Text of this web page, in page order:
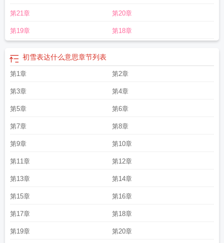
第21章 第20章
第19章 第18章
初雪表达什么意思章节列表
第1章 第2章
第3章 第4章
第5章 第6章
第7章 第8章
第9章 第10章
第11章 第12章
第13章 第14章
第15章 第16章
第17章 第18章
第19章 第20章